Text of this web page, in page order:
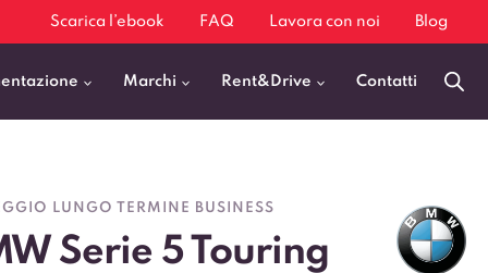
Scarica l’ebook FAQ Lavora con noi Blog
Elettrica
Marchi
Audi Q3
Rent&Drive Contatti
LUNGO TERMINE BUSINESS
Serie 5 Touring